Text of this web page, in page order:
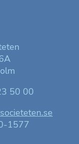
50 00
1577